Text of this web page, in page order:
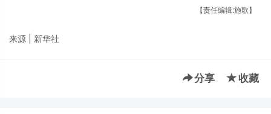
【责任编辑:施歌】
来源 | 新华社
分享 收藏